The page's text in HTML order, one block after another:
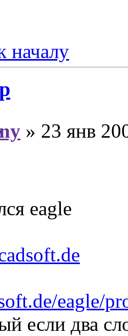
началу
» 23 янв
eagle
eagle/
если два